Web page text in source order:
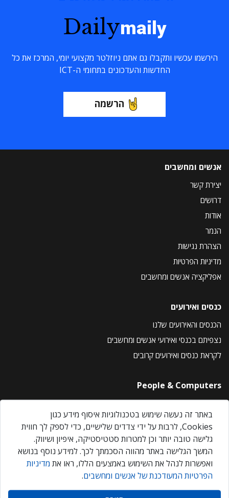
Dailymaily
הירשמו עכשיו ותקבלו גם אתם ניוזלטר מקצועי יומי, המרכז את כל
החדשות והעדכונים בתחומי ה-ICT
הרשמה
אנשים ומחשבים
יצירת קשר
דרושים
אודות
הנמר
הצהרת נגישות
מדיניות הפרטיות
אפליקציה אנשים ומחשבים
כנסים ואירועים
הכנסים והאירועים שלנו
נצפיתם בכנסי ואירועי אנשים ומחשבים
לקראת כנסים ואירועים קרובים
People & Computers
About Us
Privacy Policy
Contact Us
Our Events
אנשים ומחשבים © 2026 – כל הזכויות שמורות
באתר זה נעשה שימוש בטכנולוגיות איסוף מידע כגון
Cookies, לרבות על ידי צדדים שלישיים, כדי לספק לך חווית
גלישה טובה יותר וכן למטרות סטטיסטיקה, איפיון ושיווק.
המשך הגלישה באתר מהווה הסכמתך לכך. למידע נוסף בנושא
ואפשרות לנהל את השימוש באמצעים הללו, ראו את מדיניות
הפרטיות המעודכנת של אנשים ומחשבים.